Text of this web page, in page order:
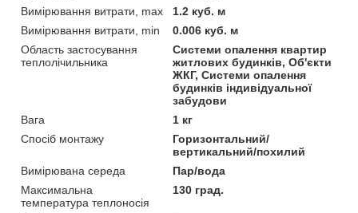
Вимірювання витрати, max
1.2 куб. м
Вимірювання витрати, min
0.006 куб. м
Область застосування
теплолічильника
Системи опалення квартир
житлових будинків, Об'єкти
ЖКГ, Системи опалення
будинків індивідуальної
забудови
Вага
1 кг
Спосіб монтажу
Горизонтальний/
вертикальний/похилий
Вимірювана середа
Пар/вода
Максимальна
температура теплоносія
130 град.